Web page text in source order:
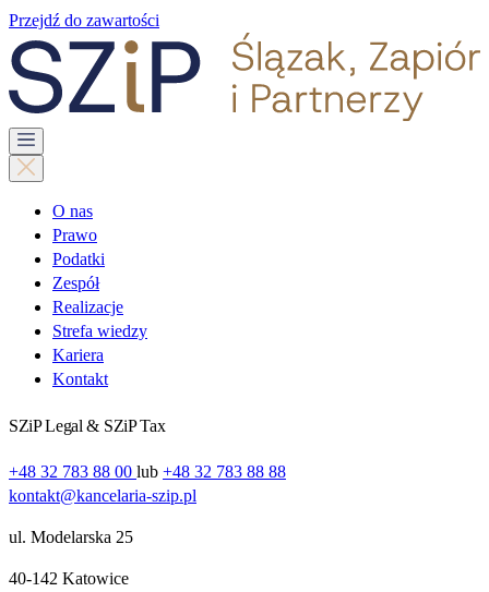
Przejdź do zawartości
O nas
Prawo
Podatki
Zespół
Realizacje
Strefa wiedzy
Kariera
Kontakt
SZiP Legal & SZiP Tax
+48 32 783 88 00 lub +48 32 783 88 88
kontakt@kancelaria-szip.pl
ul. Modelarska 25
40‑142 Katowice